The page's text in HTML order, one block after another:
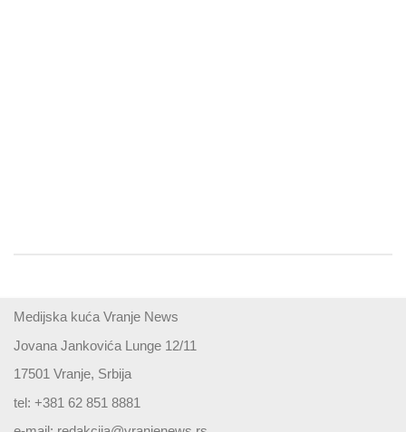
Medijska kuća Vranje News
Jovana Jankovića Lunge 12/11
17501 Vranje, Srbija
tel: +381 62 851 8881